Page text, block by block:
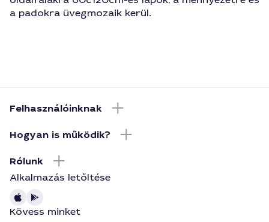
a padokra üvegmozaik kerül.
Felhasználóinknak
Hogyan is működik?
Rólunk
Alkalmazás letőltése
Kövess minket